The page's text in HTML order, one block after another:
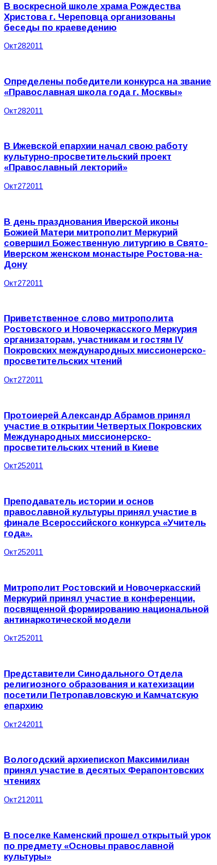
В воскресной школе храма Рождества
Христова г. Череповца организованы
беседы по краеведению
Окт282011
Определены победители конкурса на звание
«Православная школа года г. Москвы»
Окт282011
В Ижевской епархии начал свою работу
культурно-просветительский проект
«Православный лекторий»
Окт272011
В день празднования Иверской иконы
Божией Матери митрополит Меркурий
совершил Божественную литургию в Свято-
Иверском женском монастыре Ростова-на-
Дону
Окт272011
Приветственное слово митрополита
Ростовского и Новочеркасского Меркурия
организаторам, участникам и гостям ІV
Покровских международных миссионерско-
просветительских чтений
Окт272011
Протоиерей Александр Абрамов принял
участие в открытии Четвертых Покровских
Международных миссионерско-
просветительских чтений в Киеве
Окт252011
Преподаватель истории и основ
православной культуры принял участие в
финале Всероссийского конкурса «Учитель
года».
Окт252011
Митрополит Ростовский и Новочеркасский
Меркурий принял участие в конференции,
посвященной формированию национальной
антинаркотической модели
Окт252011
Представители Синодального Отдела
религиозного образования и катехизации
посетили Петропавловскую и Камчатскую
епархию
Окт242011
Вологодский архиепископ Максимилиан
принял участие в десятых Ферапонтовских
чтениях
Окт212011
В поселке Каменский прошел открытый урок
по предмету «Основы православной
культуры»